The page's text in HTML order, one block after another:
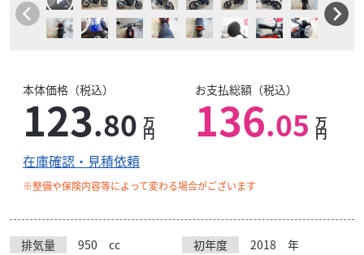
本体価格（税込）
123.80 万
円
お支払総額（税込）
136.05 万
円
在庫確認・見積依頼
※整備や保険内容等によって変わる場合がございます
排気量 950 cc 初年度 2018
年